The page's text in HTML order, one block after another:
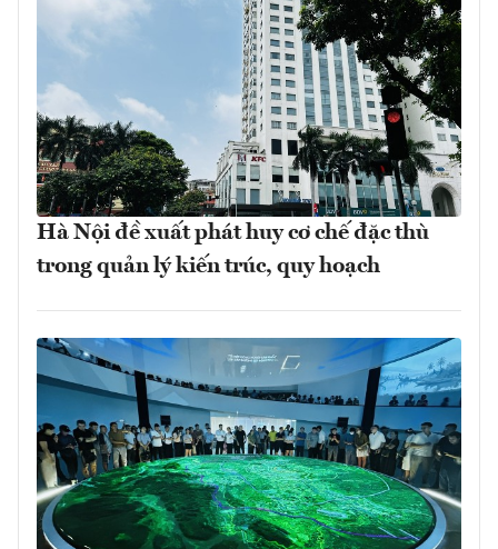
Hà Nội đề xuất phát huy cơ chế đặc thù
trong quản lý kiến trúc, quy hoạch